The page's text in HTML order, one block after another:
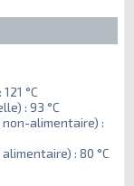
°C
: 93 °C
alimentaire) :
: 80 °C